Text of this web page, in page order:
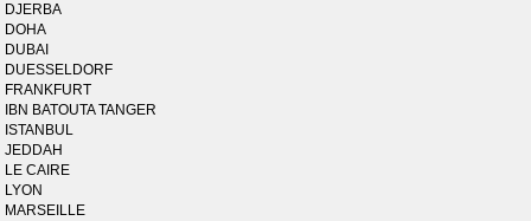
DJERBA
DOHA
DUBAI
DUESSELDORF
FRANKFURT
IBN BATOUTA TANGER
ISTANBUL
JEDDAH
LE CAIRE
LYON
MARSEILLE